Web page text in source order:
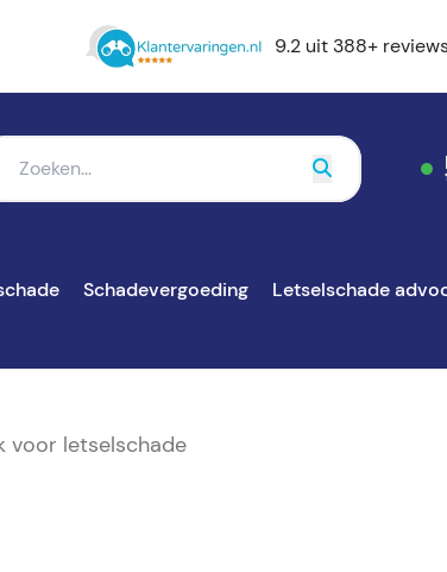
9.2 uit 388+
Schadevergoeding Letselschade
voor letselschade